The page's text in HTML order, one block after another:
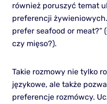
również poruszyć temat
preferencji
prefer seafood or meat?”
czy mięso?).
Takie rozmowy nie tylko
językowe, ale także
preferencje rozmówcy.